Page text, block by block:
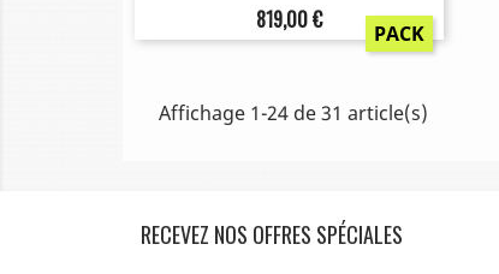
Prix
819,00 € PACK
Affichage 1-24 de 31 article(s)
RECEVEZ NOS OFFRES SPÉCIALES